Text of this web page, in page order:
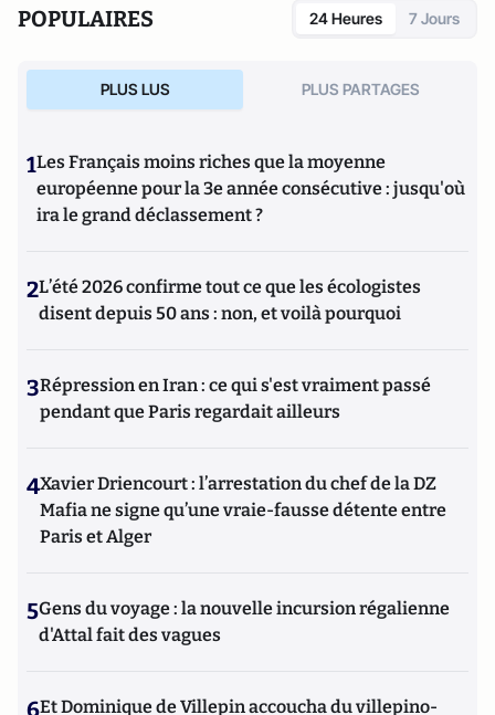
POPULAIRES 24 Heures 7 Jours
PLUS LUS PLUS PARTAGES
1Les Français moins riches que la moyenne
européenne pour la 3e année consécutive : jusqu'où
ira le grand déclassement ?
2L’été 2026 confirme tout ce que les écologistes
disent depuis 50 ans : non, et voilà pourquoi
3Répression en Iran : ce qui s'est vraiment passé
pendant que Paris regardait ailleurs
4Xavier Driencourt : l’arrestation du chef de la DZ
Mafia ne signe qu’une vraie-fausse détente entre
Paris et Alger
5Gens du voyage : la nouvelle incursion régalienne
d'Attal fait des vagues
6Et Dominique de Villepin accoucha du villepino-